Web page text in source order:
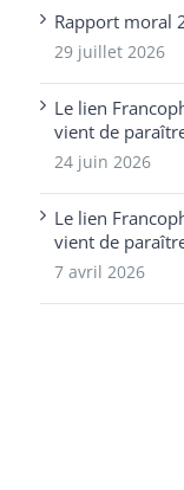
Rapport moral
29 juillet 2026
Le lien
vient de
24 juin 2026
Le lien
vient de
7 avril 2026